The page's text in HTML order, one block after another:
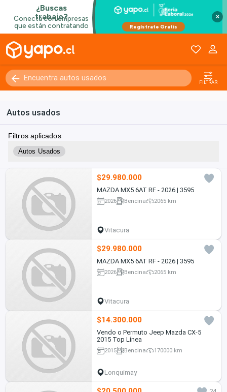
×
FILTRAR
Autos usados
Filtros aplicados
Autos Usados
$29.980.000
MAZDA MX5 6AT RF - 2026 | 3595
2026 Bencina 2065 km
Vitacura
$29.980.000
MAZDA MX5 6AT RF - 2026 | 3595
2026 Bencina 2065 km
Vitacura
$14.300.000
Vendo o Permuto Jeep Mazda CX-5
2015 Top Línea
2015 Bencina 170000 km
Lonquimay